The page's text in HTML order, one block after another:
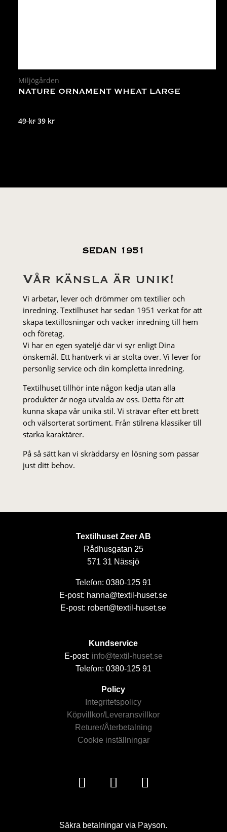
Miljögården
NATURE ORNAMENT WHEAT LARGE
49krDet
39 krDet
SEDAN 1951
Vår känsla är unik!
Vi arbetar, lever och drömmer om textilier och
inredning. Textilhuset har sedan 1951 verkat för att
skapa textillösningar och vacker inredning till hem
och företag.
Vi har en egen syateljé där vi syr enligt Dina
önskemål. Ett hantverk vi är stolta över. Vi lever för
personlig service och din kompletta inredning.
Textilhuset tillhör inte någon kedja utan alla
produkter är noga utvalda av oss. Detta för att
kunna skapa vår unika stil. Vi strä­var efter ett brett
och välsorterat sor­ti­ment. Från stil­rena klas­siker till
starka karaktärer.
På så sätt kan vi skräddarsy en lösning som passar
just ditt behov.
Textilhuset Zeer AB
Rådhusgatan 25
571 31 Nässjö
Telefon: 0380-125 91
E-post: hanna@textil-huset.se
E-post: robert@textil-huset.se
Kundservice
E-post: info@textil-huset.se
Telefon: 0380-125 91
Policy
Integritetspolicy
Köpvillkor/Leveransvillkor
Returer/Återbetalning
Cookie inställningar
Säkra betalningar via Payson.